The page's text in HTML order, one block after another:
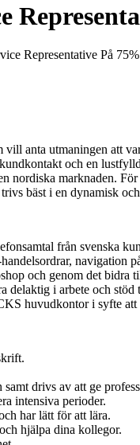
Representative På
vill anta utmaningen
och en
nordiska marknaden.
bäst i en dynamisk
från svenska
navigation
och genom det bidra
delaktig i arbete och
huvudkontor i syfte att
drivs av att ge
intensiva perioder.
har lätt för att lära.
hjälpa dina kollegor.